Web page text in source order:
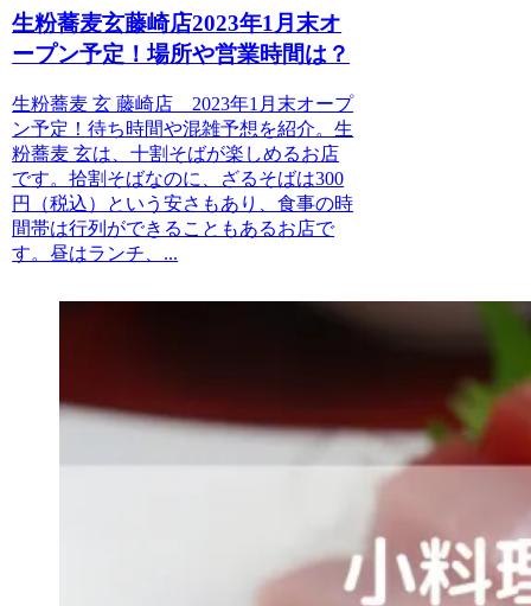
生粉蕎麦玄藤崎店2023年1月末オ
ープン予定！場所や営業時間は？
生粉蕎麦 玄 藤崎店 2023年1月末オープ
ン予定！待ち時間や混雑予想を紹介。生
粉蕎麦 玄は、十割そばが楽しめるお店
です。拾割そばなのに、ざるそばは300
円（税込）という安さもあり、食事の時
間帯は行列ができることもあるお店で
す。昼はランチ、...